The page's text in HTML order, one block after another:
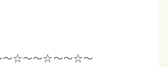
～☆～～☆～～☆～